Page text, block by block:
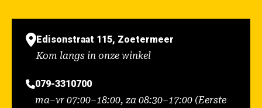
Edisonstraat 115, Zoetermeer
Kom langs in onze winkel
079-3310700
ma–vr 07:00–18:00, za 08:30–17:00 (Eerste